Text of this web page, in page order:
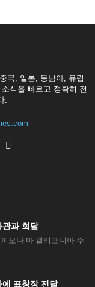
국, 일본, 동남아, 유럽
식을 빠르고 정확히 전
.
과 회담
오나 마 캘리포니아 주
표창장 전달